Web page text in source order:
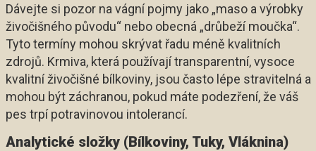
Dávejte si pozor na vágní pojmy jako „maso a výrobky
živočišného původu“ nebo obecná „drůbeží moučka“.
Tyto termíny mohou skrývat řadu méně kvalitních
zdrojů. Krmiva, která používají transparentní, vysoce
kvalitní živočišné bílkoviny, jsou často lépe stravitelná a
mohou být záchranou, pokud máte podezření, že váš
pes trpí potravinovou intolerancí.
Analytické složky (Bílkoviny, Tuky, Vláknina)